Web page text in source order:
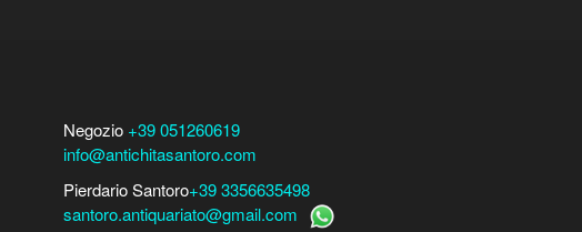
Negozio +39 051260619
info@antichitasantoro.com
Pierdario Santoro+39 3356635498
santoro.antiquariato@gmail.com